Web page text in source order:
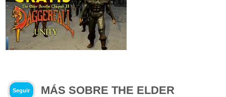
Seguir
MÁS SOBRE THE ELDER